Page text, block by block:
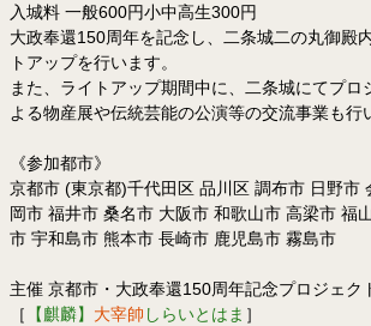
入城料 一般600円小中高生300円
大政奉還150周年を記念し、二条城二の丸御殿
トアップを行います。
また、ライトアップ期間中に、二条城にてプロ
よる物産展や伝統芸能の公演等の交流事業も行
《参加都市》
京都市 (東京都)千代田区 品川区 調布市 日野市
岡市 福井市 桑名市 大阪市 和歌山市 高梁市 福
市 宇和島市 熊本市 長崎市 鹿児島市 霧島市
主催 京都市・大政奉還150周年記念プロジェク
［
【麒麟】 大宰帥 しらいとはま ］